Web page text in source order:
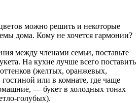
можно решить и некоторые
дома. Кому не хочется гармонии?
между членами семьи, поставьте
На кухне лучше всего поставить
(желтых, оранжевых,
или в комнате, где чаще
— букет в холодных тонах
голубых).